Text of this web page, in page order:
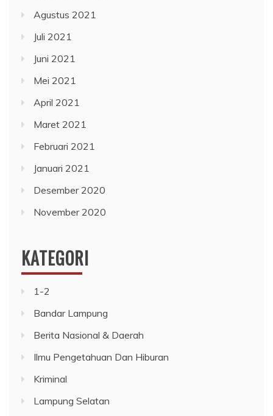
Agustus 2021
Juli 2021
Juni 2021
Mei 2021
April 2021
Maret 2021
Februari 2021
Januari 2021
Desember 2020
November 2020
KATEGORI
1-2
Bandar Lampung
Berita Nasional & Daerah
Ilmu Pengetahuan Dan Hiburan
Kriminal
Lampung Selatan